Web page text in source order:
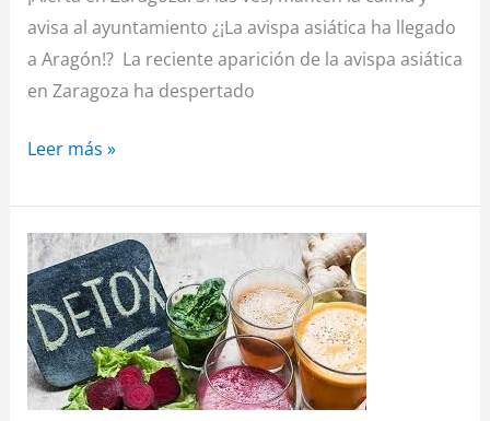
avisa al ayuntamiento ¿¡La avispa asiática ha llegado
a Aragón!? La reciente aparición de la avispa asiática
en Zaragoza ha despertado
Leer más »
DIETAS
DETOX
–
Verdad
o
Ficción